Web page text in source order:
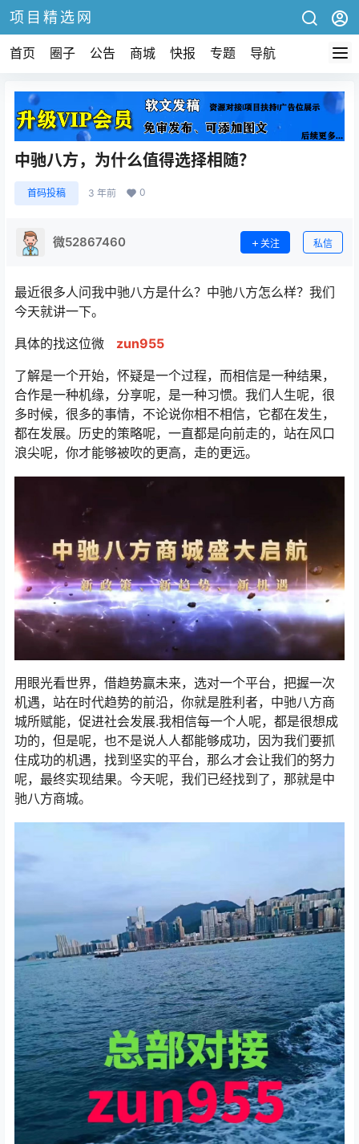
项目精选网
首页 圈子 公告 商城 快报 专题 导航
中驰八方，为什么值得选择相随？
首码投稿 3 年前 0
微52867460 关注 私信
最近很多人问我中驰八方是什么？中驰八方怎么样？我们
今天就讲一下。
具体的找这位微 zun955
了解是一个开始，怀疑是一个过程，而相信是一种结果，
合作是一种机缘，分享呢，是一种习惯。我们人生呢，很
多时候，很多的事情，不论说你相不相信，它都在发生，
都在发展。历史的策略呢，一直都是向前走的，站在风口
浪尖呢，你才能够被吹的更高，走的更远。
用眼光看世界，借趋势赢未来，选对一个平台，把握一次
机遇，站在时代趋势的前沿，你就是胜利者，中驰八方商
城所赋能，促进社会发展.我相信每一个人呢，都是很想成
功的，但是呢，也不是说人人都能够成功，因为我们要抓
住成功的机遇，找到坚实的平台，那么才会让我们的努力
呢，最终实现结果。今天呢，我们已经找到了，那就是中
驰八方商城。